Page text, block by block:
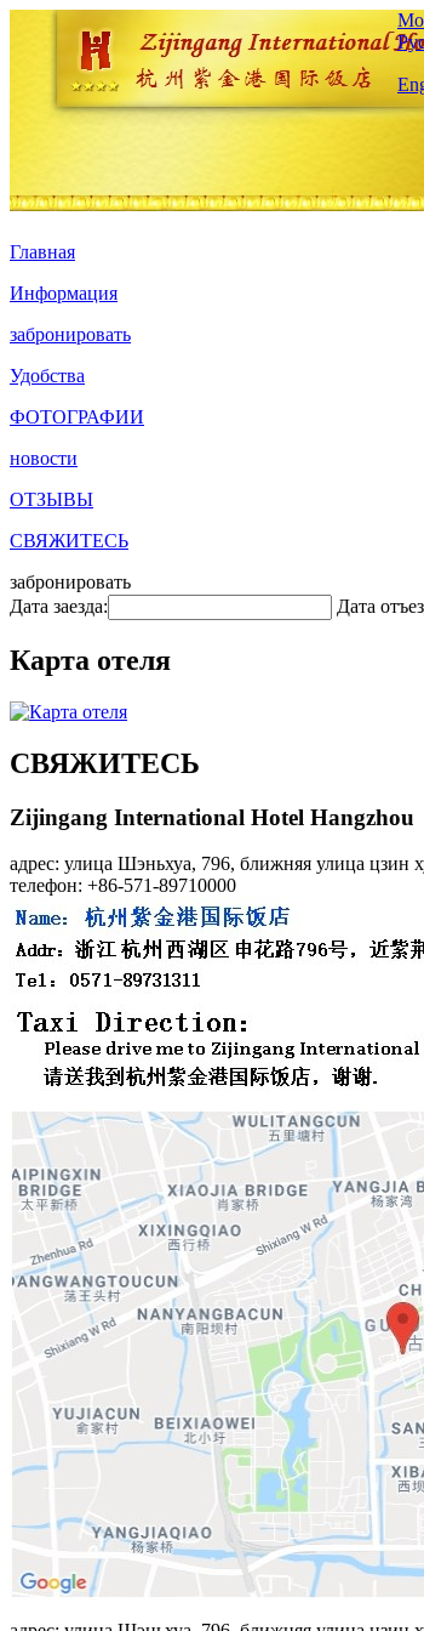
Главная
Информация
забронировать
Удобства
ФОТОГРАФИИ
новости
ОТЗЫВЫ
СВЯЖИТЕСЬ
забронировать
Дата заезда:
Дата
Карта отеля
СВЯЖИТЕСЬ
Zijingang International Hotel Hangzhou
адрес: улица Шэньхуа, 796, ближняя улица цзин
телефон: +86-571-89710000